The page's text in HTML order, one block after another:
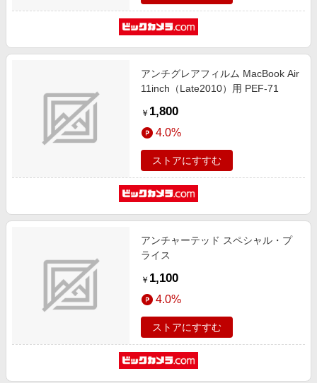
アンチグレアフィルム MacBook Air
11inch（Late2010）用 PEF-71
￥ 1,800
4.0%
ストアにすすむ
アンチャーテッド スペシャル・プ
ライス
￥ 1,100
4.0%
ストアにすすむ